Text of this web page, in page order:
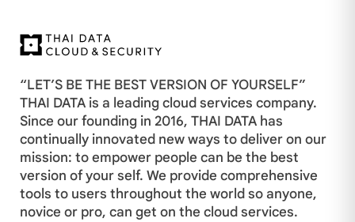
“LET’S BE THE BEST VERSION OF YOURSELF”
THAI DATA is a leading cloud services company.
Since our founding in 2016, THAI DATA has
continually innovated new ways to deliver on our
mission: to empower people can be the best
version of your self. We provide comprehensive
tools to users throughout the world so anyone,
novice or pro, can get on the cloud services.